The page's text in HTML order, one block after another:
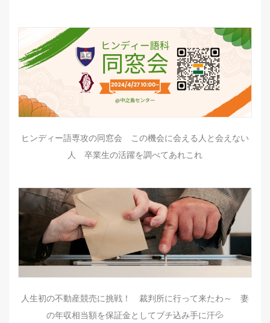
ヒンディー語専攻の同窓会 この機会に会える人と会えない
人 卒業生の活躍を調べてあれこれ
人生初の不動産競売に挑戦！ 裁判所に行って来たわ～ 妻
の年収相当額を保証金としてブチ込み手に汗💦